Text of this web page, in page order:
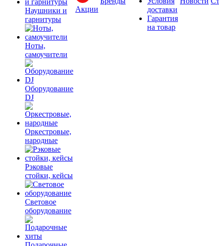
Наушники и
гарнитуры
Ноты,
самоучители
Оборудование
DJ
Оркестровые,
народные
Рэковые
стойки, кейсы
Световое
оборудование
Акции
доставки
Гарантия
на товар